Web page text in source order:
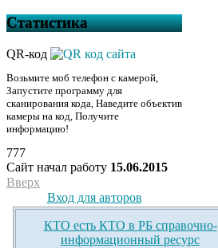
Статистика
QR-код
Возьмите моб телефон с камерой,
Запустите программу для
сканирования кода, Наведите объектив
камеры на код, Получите
информацию!
777
Сайт начал работу 15.06.2015
Вверх
Вход для авторов
КТО есть КТО в РБ справочно-
информационный ресурс